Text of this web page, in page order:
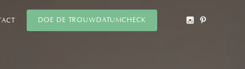
DOE DE TROUWDATUMCHECK